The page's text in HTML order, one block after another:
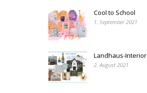
Cool to School
1. September 2021
Landhaus-Interior
2. August 2021